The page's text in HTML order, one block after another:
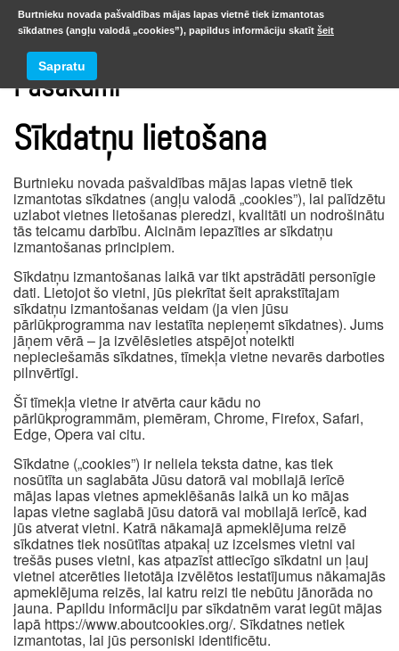
Pasākumi
Sīkdatņu lietošana
Burtnieku novada pašvaldības mājas lapas vietnē tiek
izmantotas sīkdatnes (angļu valodā „cookies”), lai palīdzētu
uzlabot vietnes lietošanas pieredzi, kvalitāti un nodrošinātu
tās teicamu darbību. Aicinām iepazīties ar sīkdatņu
izmantošanas principiem.
Sīkdatņu izmantošanas laikā var tikt apstrādāti personīgie
dati. Lietojot šo vietni, jūs piekrītat šeit aprakstītajam
sīkdatņu izmantošanas veidam (ja vien jūsu
pārlūkprogramma nav iestatīta nepieņemt sīkdatnes). Jums
jāņem vērā – ja izvēlēsieties atspējot noteikti
nepieciešamās sīkdatnes, tīmekļa vietne nevarēs darboties
pilnvērtīgi.
Šī tīmekļa vietne ir atvērta caur kādu no
pārlūkprogrammām, piemēram, Chrome, Firefox, Safari,
Edge, Opera vai citu.
Sīkdatne („cookies”) ir neliela teksta datne, kas tiek
nosūtīta un saglabāta Jūsu datorā vai mobilajā ierīcē
mājas lapas vietnes apmeklēšanās laikā un ko mājas
lapas vietne saglabā jūsu datorā vai mobilajā ierīcē, kad
jūs atverat vietni. Katrā nākamajā apmeklējuma reizē
sīkdatnes tiek nosūtītas atpakaļ uz izcelsmes vietni vai
trešās puses vietni, kas atpazīst attiecīgo sīkdatni un ļauj
vietnei atcerēties lietotāja izvēlētos iestatījumus nākamajās
apmeklējuma reizēs, lai katru reizi tie nebūtu jānorāda no
jauna. Papildu informāciju par sīkdatnēm varat iegūt mājas
lapā https://www.aboutcookies.org/. Sīkdatnes netiek
izmantotas, lai jūs personiski identificētu.
Burtnieku novada pašvaldības mājas lapas vietnē tiek izmantotas
sīkdatnes (angļu valodā „cookies”), papildus informāciju skatīt šeit
Sapratu